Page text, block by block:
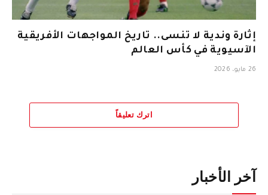
إثارة وندية لا تنسى.. تاريخ المواجهات الأفريقية
الآسيوية في كأس العالم
26 مايو، 2026
اترك تعليقاً
آخر الأخبار